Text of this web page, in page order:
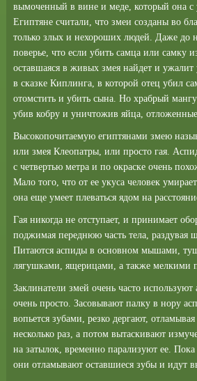
вымоченный в вине и меде, который она с
Египтяне считали, что змеи созданы во
только злых и нехороших людей. Даже до
поверье, что если убить самца или самку
оставшаяся в живых змея найдет и
в сказке Киплинга, в которой отец убил
отомстить и убить сына. Но храбрый
убив кобру и уничтожив яйца,
Высокопочитаемую египтянами змею
или змея Клеопатры, или просто гая.
с четвертью метра и по окраске очень
Мало того, что от ее укуса человек
она еще умеет плеваться ядом на
Гая никогда не отступает, и принимает
поджимая переднюю часть тела, раздувая
Питаются аспиды в основном мышами,
лягушками, ящерицами, а также мелкими
Заклинатели змей очень часто
очень просто. Засовывают палку в нору
вопьется зубами, резко дергают,
несколько раз, а потом вытаскивают
на затылок, временно парализуют ее.
они отламывают оставшиеся зубы и идут